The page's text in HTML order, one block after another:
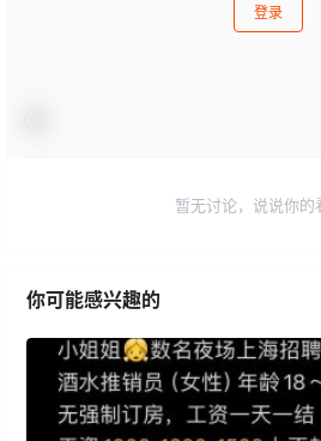
登录
暂无讨论，说说你的
你可能感兴趣的